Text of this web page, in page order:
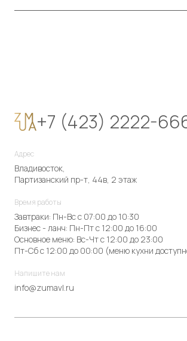
+7 (423) 2222-
Адрес
Владивосток,
Партизанский пр-т, 44в, 2 этаж
Время работы
Завтраки: Пн-Вс с 07:00 до 10:30
Бизнес - ланч: Пн-Пт с 12:00 до 16:00
Основное меню: Вс-Чт с 12:00 до 23:00
Пт-Сб с 12:00 до 00:00 (меню кухни
Напишите нам
info@zumavl.ru